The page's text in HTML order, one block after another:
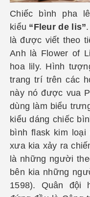
Chiếc bình pha
kiểu “Fleur de lis”
là được viết theo
Anh là Flower of
hoa lily. Hình
trang trí trên các
này nó được vua
dùng làm biểu
kiểu dáng chiếc
bình flask kim
xưa kia xảy ra
là những người
bên kia những
1598). Quân đội